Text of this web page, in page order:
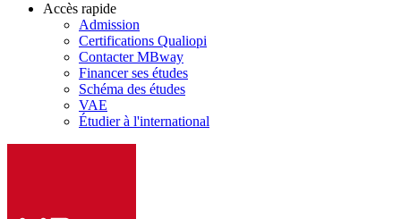
Accès rapide
Admission
Certifications Qualiopi
Contacter MBway
Financer ses études
Schéma des études
VAE
Étudier à l'international